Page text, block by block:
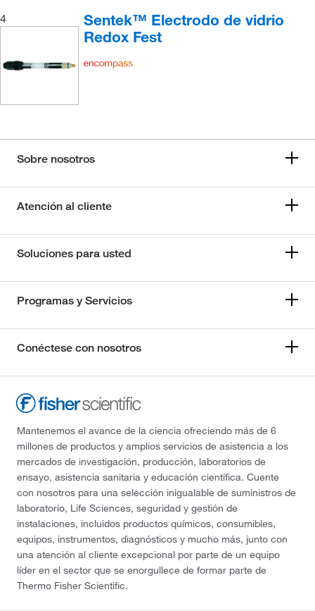
4
Sentek™ Electrodo de vidrio
Redox Fest
Sobre nosotros
Atención al cliente
Soluciones para usted
Programas y Servicios
Conéctese con nosotros
Mantenemos el avance de la ciencia ofreciendo más de 6
millones de productos y amplios servicios de asistencia a los
mercados de investigación, producción, laboratorios de
ensayo, asistencia sanitaria y educación científica. Cuente
con nosotros para una selección inigualable de suministros de
laboratorio, Life Sciences, seguridad y gestión de
instalaciones, incluidos productos químicos, consumibles,
equipos, instrumentos, diagnósticos y mucho más, junto con
una atención al cliente excepcional por parte de un equipo
líder en el sector que se enorgullece de formar parte de
Thermo Fisher Scientific.